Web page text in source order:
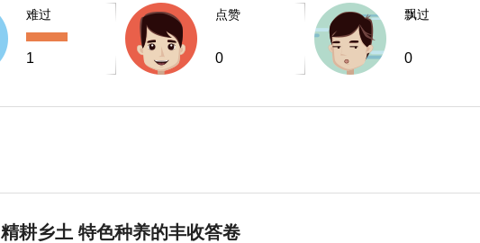
难过
1
点赞
0
飘过
0
精耕乡土 特色种养的丰收答卷